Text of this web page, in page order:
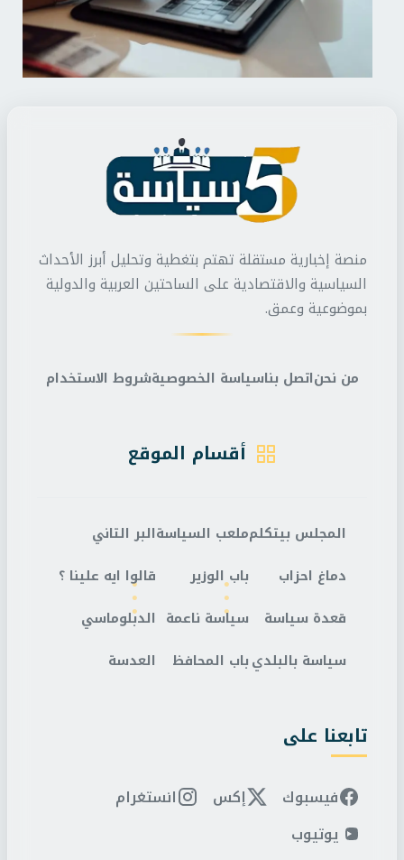
منصة إخبارية مستقلة تهتم بتغطية وتحليل أبرز الأحداث
السياسية والاقتصادية على الساحتين العربية والدولية
بموضوعية وعمق.
من نحناتصل بناسياسة الخصوصيةشروط الاستخدام
أقسام الموقع
المجلس بيتكلم
دماغ احزاب
قعدة سياسة
سياسة بالبلدي
ملعب السياسة
باب الوزير
سياسة ناعمة
باب المحافظ
البر التاني
قالوا ايه علينا ؟
الدبلوماسي
العدسة
تابعنا على
فيسبوك إكس
انستغرام
يوتيوب